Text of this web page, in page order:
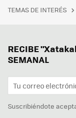
TEMAS DE INTERÉS
RECIBE
SEMANAL
Suscribiéndote